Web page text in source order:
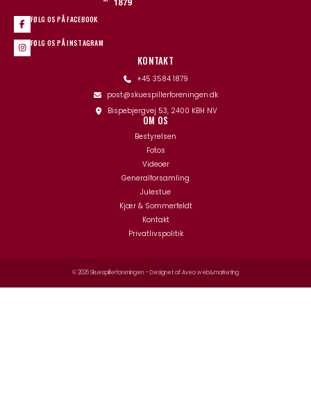
FØLG OS PÅ FACEBOOK
FØLG OS PÅ INSTAGRAM
KONTAKT
+45 3584 1879
post@skuespillerforeningen.dk
Bispebjergvej 53, 2400 KBH NV
OM OS
Bestyrelsen
Fotos
Videoer
Generalforsamling
Julestue
Kjær & Sommerfeldt
Kontakt
Privatlivspolitik
© 2026 Skuespillerforeningen – Designet afAveo web&marketing